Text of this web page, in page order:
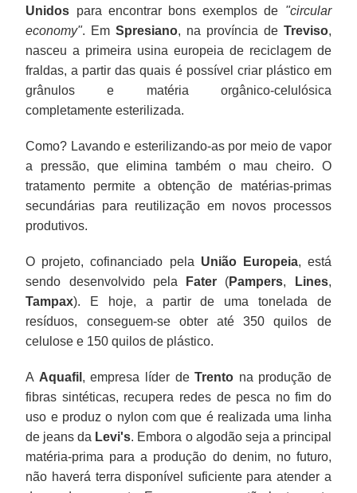
Unidos para encontrar bons exemplos de "circular
economy". EmSpresiano, na província de Treviso,
nasceu a primeira usina europeia de reciclagem de
fraldas, a partir das quais é possível criar plástico em
grânulos e matéria orgânico-celulósica
completamente esterilizada.
Como? Lavando e esterilizando-as por meio de vapor
a pressão, que elimina também o mau cheiro. O
tratamento permite a obtenção de matérias-primas
secundárias para reutilização em novos processos
produtivos.
O projeto, cofinanciado pela União Europeia, está
sendo desenvolvido pela
Fater (Pampers, Lines,
Tampax). E hoje, a partir de uma tonelada de
resíduos, conseguem-se obter até 350 quilos de
celulose e 150 quilos de plástico.
A Aquafil , empresa líder deTrento na produção de
fibras sintéticas, recupera redes de pesca no fim do
uso e produz o nylon com que é realizada uma linha
de jeans da Levi's. Embora o algodão seja a principal
matéria-prima para a produção do denim, no futuro,
não haverá terra disponível suficiente para atender a